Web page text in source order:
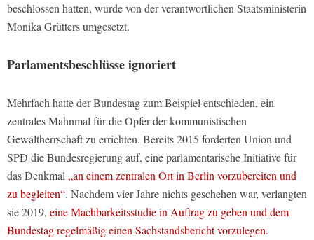
beschlossen hatten, wurde von der verantwortlichen Staatsministerin
Monika Grütters umgesetzt.
Parlamentsbeschlüsse ignoriert
Mehrfach hatte der Bundestag zum Beispiel entschieden, ein
zentrales Mahnmal für die Opfer der kommunistischen
Gewaltherrschaft zu errichten. Bereits 2015 forderten Union und
SPD die Bundesregierung auf, eine parlamentarische Initiative für
das Denkmal„an einem zentralen Ort in Berlin vorzubereiten und
zu begleiten“. Nachdem vier Jahre nichts geschehen war, verlangten
sie 2019, eine Machbarkeitsstudie in Auftrag zu geben und dem
Bundestag regelmäßig einen Sachstandsbericht vorzulegen.